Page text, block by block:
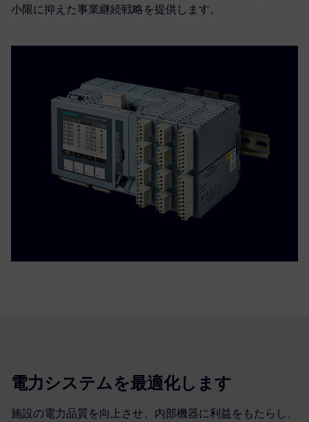
小限に抑えた事業継続戦略を提供します。
電力システムを最適化します
施設の電力品質を向上させ、内部機器に利益をもたらし、